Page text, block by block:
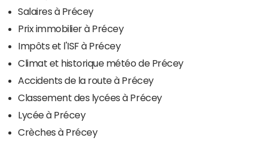
Salaires à Précey
Prix immobilier à Précey
Impôts et l'ISF à Précey
Climat et historique météo de Précey
Accidents de la route à Précey
Classement des lycées à Précey
Lycée à Précey
Crèches à Précey